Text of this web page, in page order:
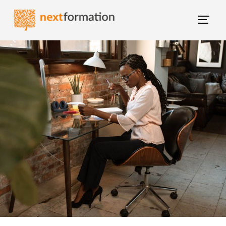
Blog NextFormation
Tous les articles(current)
Former mes salariés
M'épanouir
Booster ma carrière
Changer de métier
Nextgroup